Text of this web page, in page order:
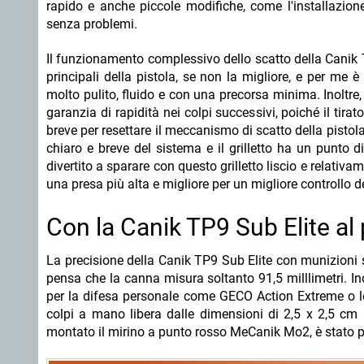
rapido e anche piccole modifiche, come
senza problemi.
Il funzionamento complessivo dello scatto della Canik
principali della pistola, se non la migliore, e per me
molto pulito, fluido e con una precorsa minima.
garanzia di rapidità nei colpi successivi, poiché il
breve per resettare il meccanismo di scatto della
chiaro e breve del sistema e il grilletto ha un punto
divertito a sparare con questo grilletto liscio e
una presa più alta e migliore per un migliore controllo
Con la Canik TP9 Sub Elite
La precisione della Canik TP9 Sub Elite con
pensa che la canna misura soltanto 91,5 milllimetri.
per la difesa personale come GECO Action Extreme
colpi a mano libera dalle dimensioni di 2,5 x 2,5
montato il mirino a punto rosso MeCanik Mo2, è stato